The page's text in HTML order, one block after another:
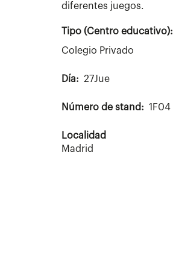
diferentes juegos.
Tipo (Centro educativo):
Colegio Privado
Día 27Jue
Número de stand 1F04
Localidad
Madrid